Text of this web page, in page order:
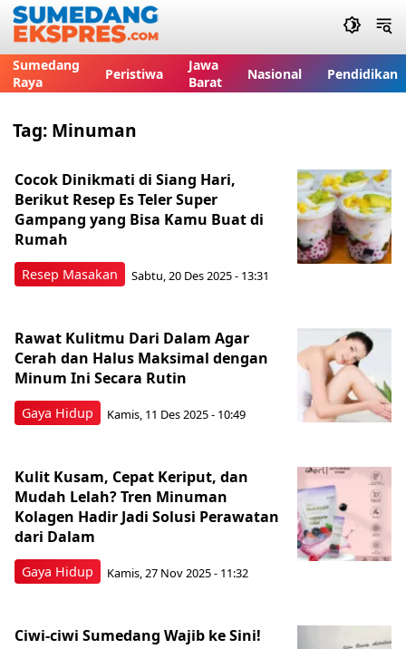
Sumedang
Raya
Peristiwa
Jawa
Barat
Nasional Pendidikan
Tag: Minuman
Resep Masakan
Cocok Dinikmati di Siang Hari,
Berikut Resep Es Teler Super
Gampang yang Bisa Kamu Buat di
Rumah
Sabtu, 20 Des 2025 - 13:31
Gaya Hidup
Rawat Kulitmu Dari Dalam Agar
Cerah dan Halus Maksimal dengan
Minum Ini Secara Rutin
Kamis, 11 Des 2025 - 10:49
Gaya Hidup
Kulit Kusam, Cepat Keriput, dan
Mudah Lelah? Tren Minuman
Kolagen Hadir Jadi Solusi Perawatan
dari Dalam
Kamis, 27 Nov 2025 - 11:32
Ciwi-ciwi Sumedang Wajib ke Sini!